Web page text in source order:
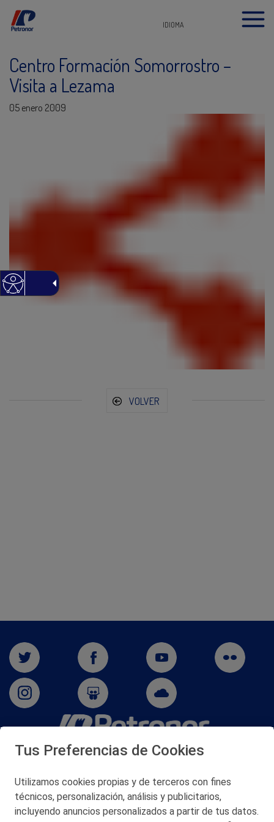
IDIOMA
Centro Formación Somorrostro –
Visita a Lezama
05 enero 2009
VOLVER
San Martín 5-Edificio Muñatones,
© 2026 Petronor S.A.
Tus Preferencias de Cookies
Utilizamos cookies propias y de terceros con fines
técnicos, personalización, análisis y publicitarios,
incluyendo anuncios personalizados a partir de tus datos.